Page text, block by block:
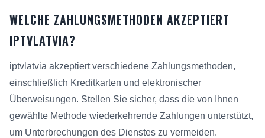
WELCHE ZAHLUNGSMETHODEN AKZEPTIERT
IPTVLATVIA?
iptvlatvia akzeptiert verschiedene Zahlungsmethoden,
einschließlich Kreditkarten und elektronischer
Überweisungen. Stellen Sie sicher, dass die von Ihnen
gewählte Methode wiederkehrende Zahlungen unterstützt,
um Unterbrechungen des Dienstes zu vermeiden.